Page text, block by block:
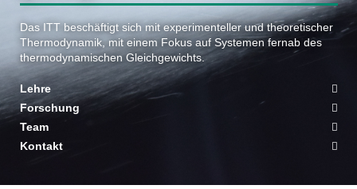
Das ITT beschäftigt sich mit experimenteller und theoretischer
Thermodynamik, mit einem Fokus auf Systemen fernab des
thermodynamischen Gleichgewichts.
Lehre
Forschung
Team
Kontakt